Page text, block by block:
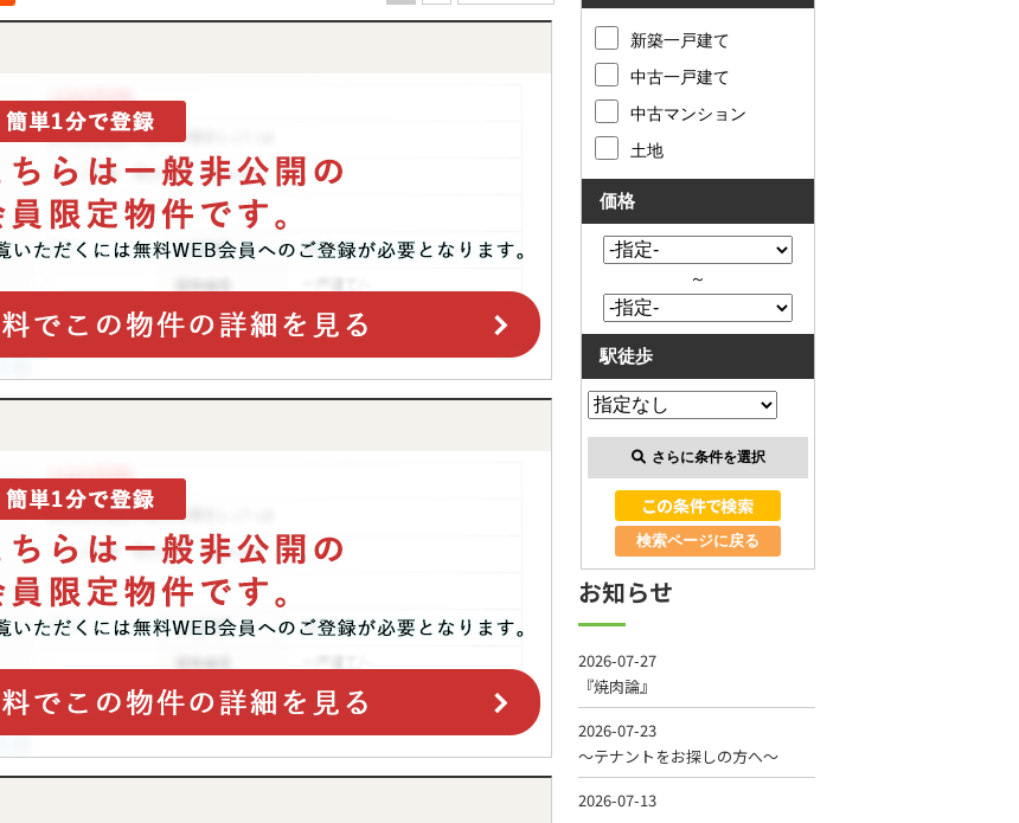
新築一戸建て
中古一戸建て
中古マンション
土地
価格
～
駅徒歩
さらに条件を選択
検索ページに戻る
お知らせ